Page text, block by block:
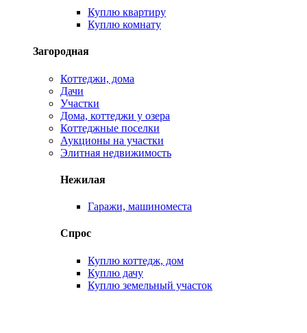
Куплю квартиру
Куплю комнату
Загородная
Коттеджи, дома
Дачи
Участки
Дома, коттеджи у озера
Коттеджные поселки
Аукционы на участки
Элитная недвижимость
Нежилая
Гаражи, машиноместа
Спрос
Куплю коттедж, дом
Куплю дачу
Куплю земельный участок